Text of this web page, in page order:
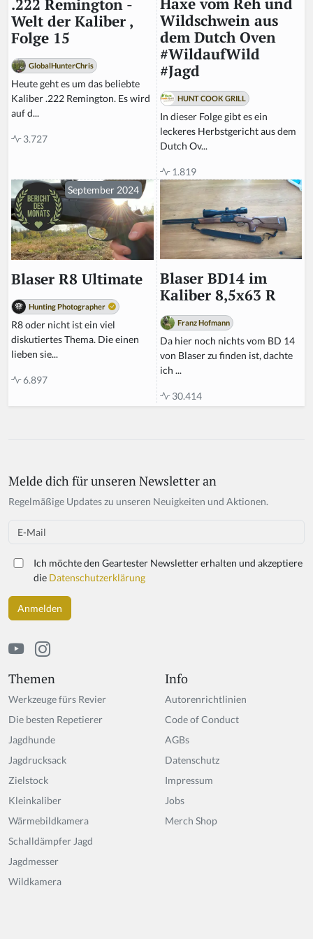
e
t
hi
s
fi
el
d
.222 Remington -
Welt der Kaliber ,
Folge 15
GlobalHunterChris
Heute geht es um das beliebte
Kaliber .222 Remington. Es wird
auf d...
3.727
Haxe vom Reh und
Wildschwein aus
dem Dutch Oven
#WildaufWild
#Jagd
HUNT COOK GRILL
In dieser Folge gibt es ein
leckeres Herbstgericht aus dem
Dutch Ov...
1.819
September 2024
Blaser R8 Ultimate
Hunting Photographer
R8 oder nicht ist ein viel
diskutiertes Thema. Die einen
lieben sie...
6.897
Blaser BD14 im
Kaliber 8,5x63 R
Franz Hofmann
Da hier noch nichts vom BD 14
von Blaser zu finden ist, dachte
ich ...
30.414
Themen
Werkzeuge fürs Revier
Die besten Repetierer
Jagdhunde
Jagdrucksack
Zielstock
Kleinkaliber
Wärmebildkamera
Schalldämpfer Jagd
Jagdmesser
Wildkamera
Info
Autorenrichtlinien
Code of Conduct
AGBs
Datenschutz
Impressum
Jobs
Merch Shop
If
y
h
a
n,
ig
n
o
r
t
hi
s
el
d
Melde dich für unseren Newsletter an
Regelmäßige Updates zu unseren Neuigkeiten und Aktionen.
Email
Ich möchte den Geartester Newsletter erhalten und akzeptiere
die Datenschutzerklärung